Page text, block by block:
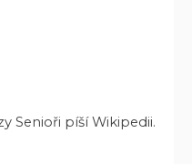
Senioři píší Wikipedii.